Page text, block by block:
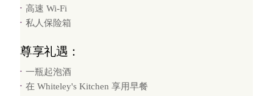
高速 Wi-Fi
私人保险箱
尊享礼遇：
一瓶起泡酒
在 Whiteley's Kitchen 享用早餐